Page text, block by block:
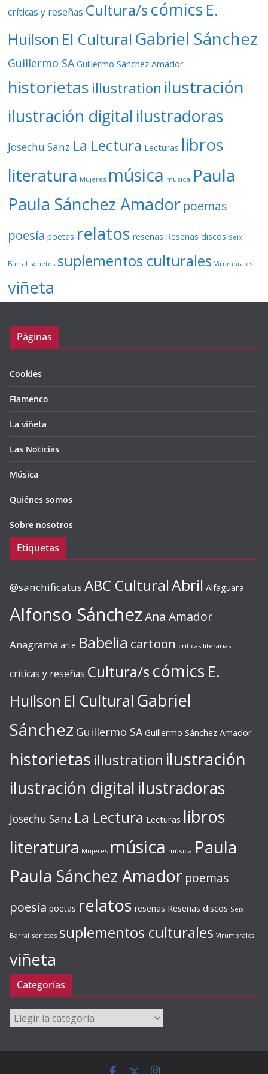
críticas y reseñas Cultura/s cómics E.
Huilson El Cultural Gabriel Sánchez
Guillermo SA Guillermo Sánchez Amador
historietas illustration ilustración
ilustración digital ilustradoras
Josechu Sanz La Lectura Lecturas libros
literatura Mujeres música música Paula
Paula Sánchez Amador poemas
poesía poetas relatos reseñas Reseñas discos Seix
Barral sonetos suplementos culturales Virumbrales
viñeta
Páginas
Cookies
Flamenco
La viñeta
Las Noticias
Música
Quiénes somos
Sobre nosotros
Etiquetas
@sanchificatus ABC CulturalAbril Alfaguara
Alfonso SánchezAna Amador
Anagrama arte Babelia cartoon críticas literarias
críticas y reseñas Cultura/s cómics E.
Huilson El Cultural Gabriel
Sánchez Guillermo SA Guillermo Sánchez Amador
historietas illustration ilustración
ilustración digital ilustradoras
Josechu Sanz La Lectura Lecturas libros
literatura Mujeres música música Paula
Paula Sánchez Amador poemas
poesía poetas relatos reseñas Reseñas discos Seix
Barral sonetos suplementos culturales Virumbrales
viñeta
Categorías
Categorías